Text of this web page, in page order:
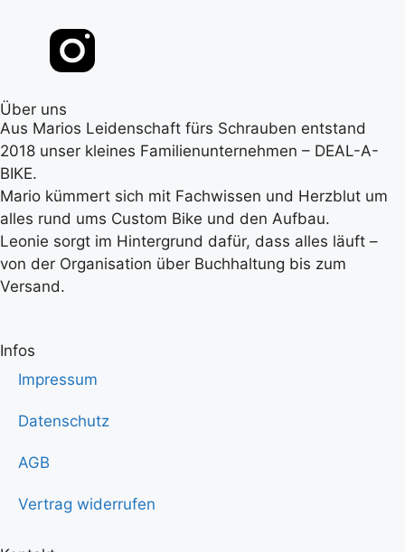
Über uns
Aus Marios Leidenschaft fürs Schrauben entstand
2018 unser kleines Familienunternehmen – DEAL-A-
BIKE.
Mario kümmert sich mit Fachwissen und Herzblut um
alles rund ums Custom Bike und den Aufbau.
Leonie sorgt im Hintergrund dafür, dass alles läuft –
von der Organisation über Buchhaltung bis zum
Versand.
Infos
Impressum
Datenschutz
AGB
Vertrag widerrufen